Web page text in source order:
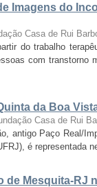
Imagens do
Casa de Rui
do trabalho
com transtorno
da Boa
Casa de Rui
antigo Paço Real/
é representada
Mesquita-RJ